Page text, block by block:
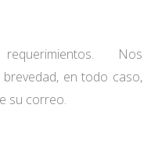
Nos
en todo caso,
su correo.